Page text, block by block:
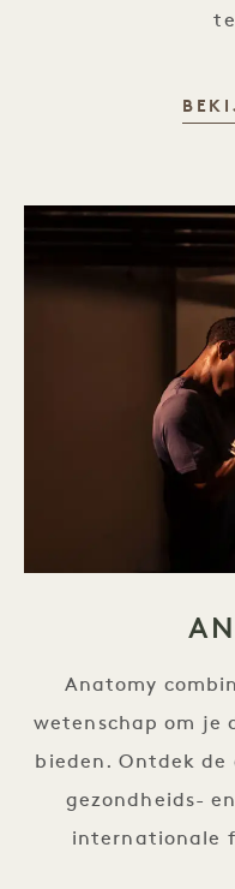
Anatomy
wetenschap om je
bieden. Ontdek
gezondheids-
internationale